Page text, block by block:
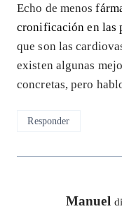
Echo de menos
cronificación en las
que son las
existen algunas
concretas, pero
Responder
Manuel